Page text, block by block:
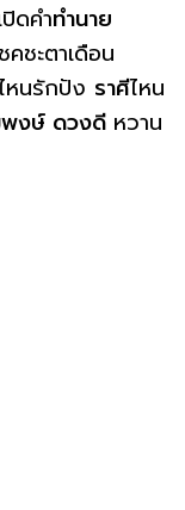
ปิดคำทำนาย
คชะตาเดือน
หนรักปัง ราศีไหน
งษ์ ดวงดี หวาน